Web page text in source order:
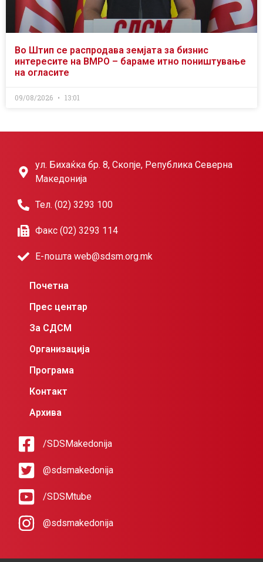
Во Штип се распродава земјата за бизнис
интересите на ВМРО – бараме итно поништување
на огласите
09/08/2026 13:01
ул. Бихаќка бр. 8, Скопје, Република Северна
Македонија
Тел. (02) 3293 100
Факс (02) 3293 114
Е-пошта web@sdsm.org.mk
Почетна
Прес центар
За СДСМ
Организација
Програма
Контакт
Архива
/SDSMakedonija
@sdsmakedonija
/SDSMtube
@sdsmakedonija